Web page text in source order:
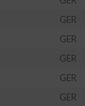
GER
GER
GER
GER
GER